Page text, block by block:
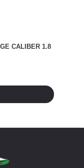
CALIBER 1.8